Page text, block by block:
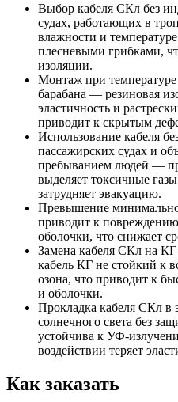
Выбор кабеля СКл без
судах, работающих в
влажности и
плесневыми грибками,
изоляции.
Монтаж при температуре
барабана — резиновая
эластичность и
приводит к скрытым
Использование кабеля
пассажирских судах и
пребыванием людей —
выделяет токсичные
затрудняет эвакуацию.
Превышение
приводит к
оболочки, что снижает
Замена кабеля СКл на
кабель КГ не стойкий к
озона, что приводит к
и оболочки.
Прокладка кабеля СКл в
солнечного света без
устойчива к УФ-
воздействии теряет
Как заказать